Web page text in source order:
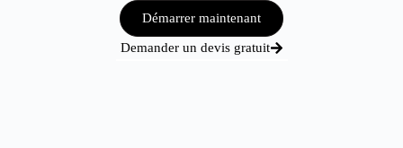
Démarrer maintenant
Demander un devis gratuit